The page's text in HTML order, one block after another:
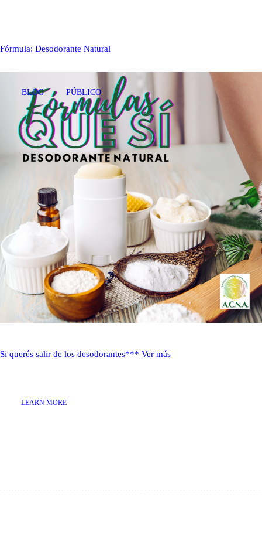
Fórmula: Desodorante Natural
BLOG PÚBLICO
Si querés salir de los desodorantes*** Ver más
LEARN MORE